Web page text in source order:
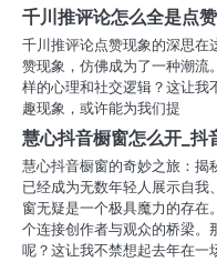
千川推评论怎么全是点
千川推评论点赞现象的深思在
赞现象，仿佛成为了一种潮
样的心理和社交逻辑？这让
趣现象，或许能为我们提
慧心抖音橱窗怎么开_抖
慧心抖音橱窗的奇妙之旅：
已经成为无数年轻人展示自
窗无疑是一个极具魔力的存
个连接创作者与观众的桥梁
呢？这让我不禁想起去年在一